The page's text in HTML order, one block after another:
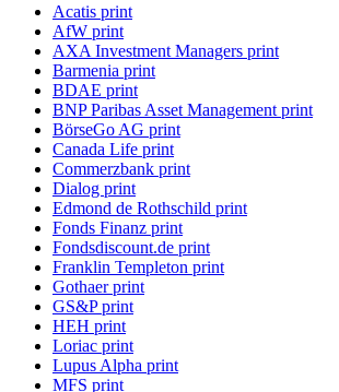
Acatis print
AfW print
AXA Investment Managers print
Barmenia print
BDAE print
BNP Paribas Asset Management print
BörseGo AG print
Canada Life print
Commerzbank print
Dialog print
Edmond de Rothschild print
Fonds Finanz print
Fondsdiscount.de print
Franklin Templeton print
Gothaer print
GS&P print
HEH print
Loriac print
Lupus Alpha print
MFS print